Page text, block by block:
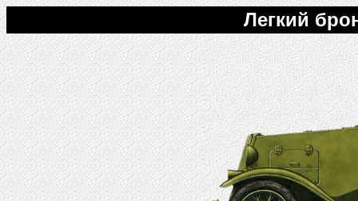
Легкий